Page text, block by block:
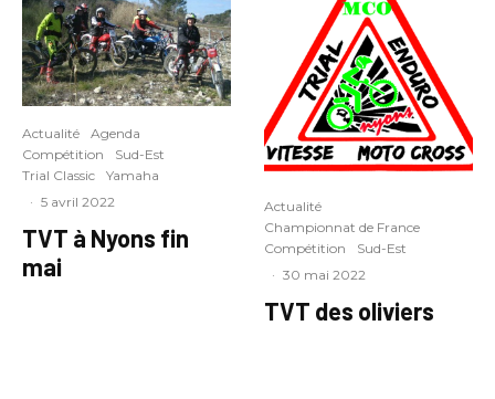
Actualité
Agenda
Compétition
Sud-Est
Trial Classic
Yamaha
· 5 avril 2022
TVT à Nyons fin
mai
Actualité
Championnat de France
Compétition
Sud-Est
· 30 mai 2022
TVT des oliviers